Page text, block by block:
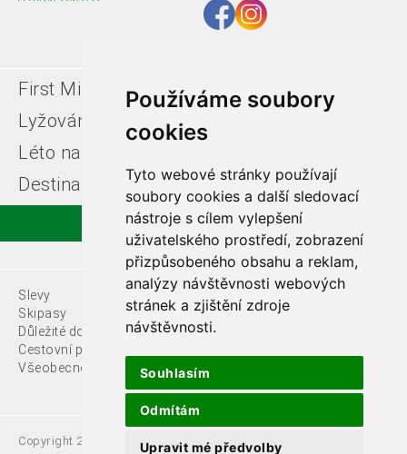
Používáme soubory
cookies
Tyto webové stránky používají
soubory cookies a další sledovací
nástroje s cílem vylepšení
uživatelského prostředí, zobrazení
přizpůsobeného obsahu a reklam,
analýzy návštěvnosti webových
stránek a zjištění zdroje
návštěvnosti.
Souhlasím
Odmítám
Upravit mé předvolby
First Minute
Last minute
Lyžování v Itálii
Léto na horách
Destinace
Slevy
Skipasy
Důležité dokumenty
Cestovní pojištění
Kontakty
Všeobecné podmínky
Copyright 2021 Fede, s.r.o.